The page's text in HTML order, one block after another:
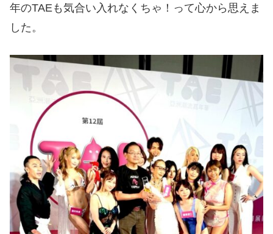
年のTAEも気合い入れなくちゃ！って心から思えま
した。